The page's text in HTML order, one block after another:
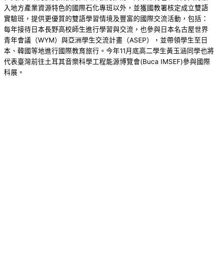
入地方產業資源特色的國際石化專班以外，並獲國教署核定成立雙語
實驗班，提供更優質的雙語學習情境及豐富的國際交流活動，包括：
每年接待日本長野高校師生進行學習與交流，也參與日本名古屋世界
青年會議（WYM）與亞洲學生交流計畫（ASEP），並帶領學生至日
本、韓國等地進行國際教育旅行。今年11月底高二學生黃玉涵同學也將
代表臺灣前往土耳其音樂科學工程能源博覽會(Buca IMSEF)參與國際
科展。